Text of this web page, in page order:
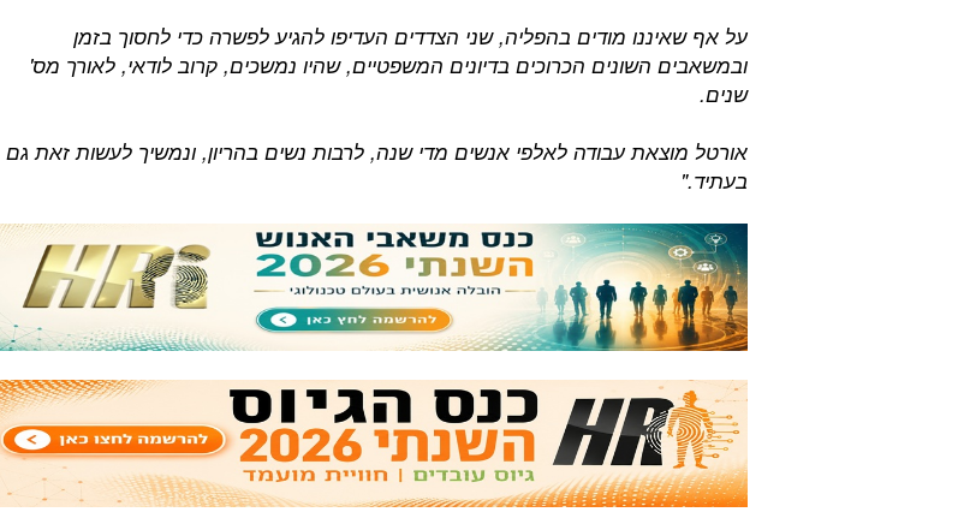
על אף שאיננו מודים בהפליה, שני הצדדים העדיפו להגיע לפשרה כדי לחסוך בזמן
ובמשאבים השונים הכרוכים בדיונים המשפטיים, שהיו נמשכים, קרוב לודאי, לאורך מס'
שנים.
אורטל מוצאת עבודה לאלפי אנשים מדי שנה, לרבות נשים בהריון, ונמשיך לעשות זאת גם
בעתיד."